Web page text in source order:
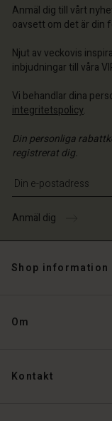
Anmäl dig till vårt
oavsett om det är din
Njut av veckovis
inbjudningar till våra
Vi behandlar dina
integritetspolicy.
Din personliga
registrerat dig.
Ange din e-postadress
Anmäl dig
Shop information
Om
Kontakt